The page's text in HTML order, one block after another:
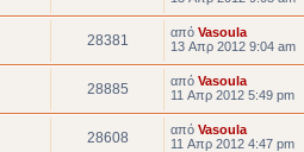
28381 από Vasoula
13 Απρ 2012 9:04 am
28885 από Vasoula
11 Απρ 2012 5:49 pm
28608 από Vasoula
11 Απρ 2012 4:47 pm